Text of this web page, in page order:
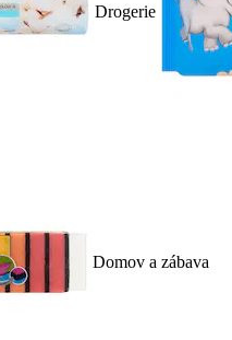
Drogerie
Domov a zábava